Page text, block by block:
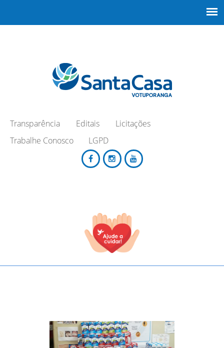
Transparência Editais
Licitações
Trabalhe Conosco
LGPD